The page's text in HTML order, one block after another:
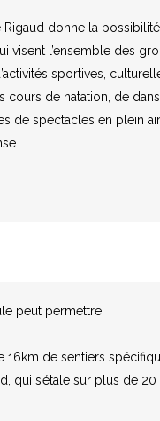
Rigaud donne la
visent l’ensemble des
sportives,
cours de natation, de
de spectacles en plein
peut permettre.
16km de sentiers
qui s’étale sur plus de 20